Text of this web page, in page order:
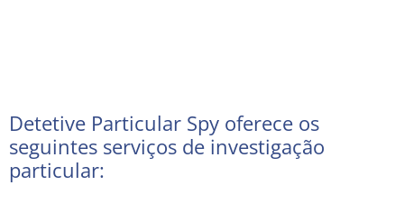
Detetive Particular Spy oferece os
seguintes serviços de investigação
particular: